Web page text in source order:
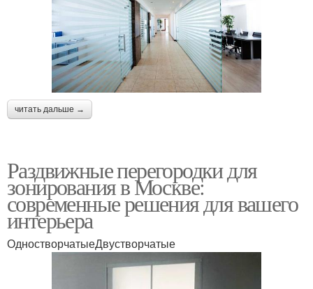
читать дальше →
Раздвижные перегородки для
зонирования в Москве:
современные решения для вашего
интерьера
ОдностворчатыеДвустворчатые